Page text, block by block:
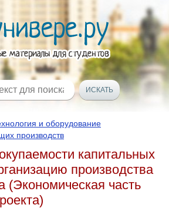
и оборудование
производств
капитальных
производства
(Экономическая часть